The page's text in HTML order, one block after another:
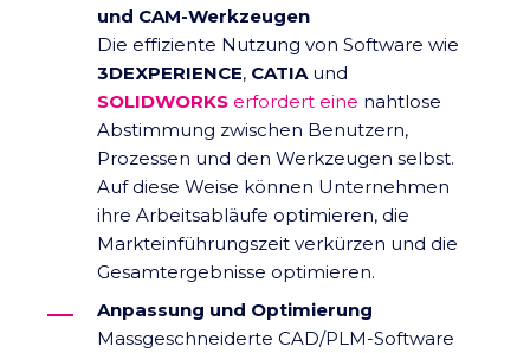
und CAM-Werkzeugen
Die effiziente Nutzung von Software wie
3DEXPERIENCE, CATIA und
SOLIDWORKS erfordert eine nahtlose
Abstimmung zwischen Benutzern,
Prozessen und den Werkzeugen selbst.
Auf diese Weise können Unternehmen
ihre Arbeitsabläufe optimieren, die
Markteinführungszeit verkürzen und die
Gesamtergebnisse optimieren.
Anpassung und Optimierung
Massgeschneiderte CAD/PLM-Software